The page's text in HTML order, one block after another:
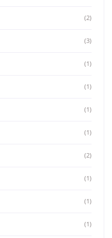
(2)
(3)
(1)
(1)
(1)
(1)
(2)
(1)
(1)
(1)